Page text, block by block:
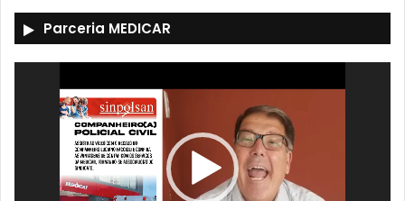
Parceria MEDICAR